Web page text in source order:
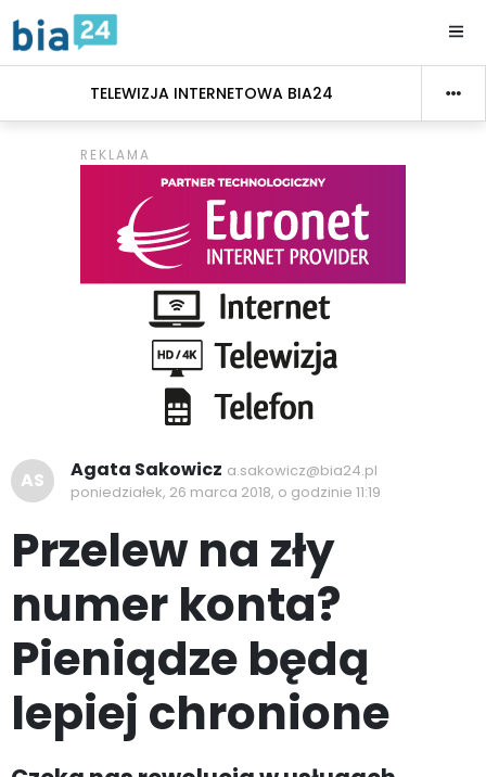
TELEWIZJA INTERNETOWA BIA24
AS Agata Sakowicz a.sakowicz@bia24.pl
poniedziałek, 26 marca 2018, o godzinie 11:19
Przelew na zły
numer konta?
Pieniądze będą
lepiej chronione